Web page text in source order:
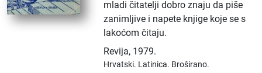
mladi čitatelji dobro znaju da piše
zanimljive i napete knjige koje se s
lakoćom čitaju.
Revija, 1979.
Hrvatski. Latinica. Broširano.